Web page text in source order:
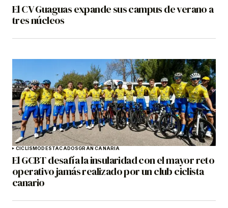
El CV Guaguas expande sus campus de verano a
tres núcleos
CICLISMODESTACADOSGRAN CANARIA
El GCBT desafía la insularidad con el mayor reto
operativo jamás realizado por un club ciclista
canario